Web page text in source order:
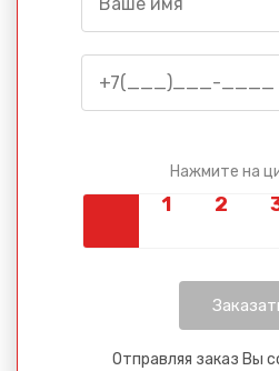
Нажмите на
Отправляя заказ Вы